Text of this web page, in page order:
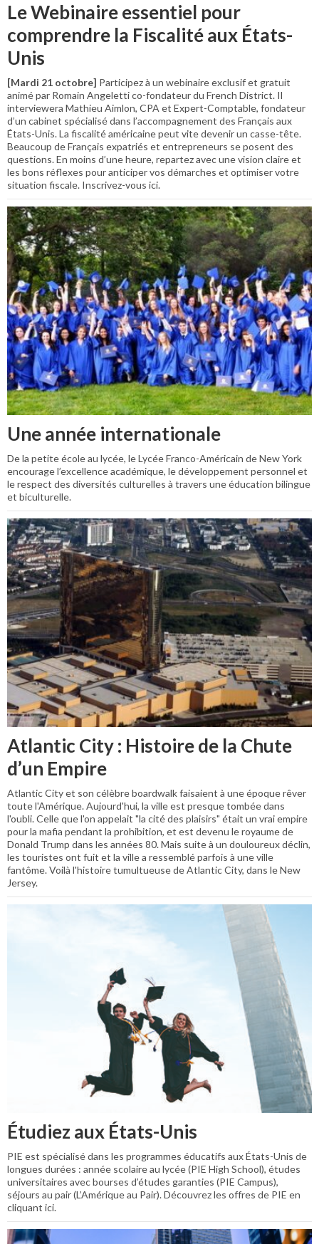
Le Webinaire essentiel pour
comprendre la Fiscalité aux États-
Unis
[Mardi 21 octobre] Participez à un webinaire exclusif et gratuit
animé par Romain Angeletti co-fondateur du French District. Il
interviewera Mathieu Aimlon, CPA et Expert-Comptable, fondateur
d’un cabinet spécialisé dans l’accompagnement des Français aux
États-Unis. La fiscalité américaine peut vite devenir un casse-tête.
Beaucoup de Français expatriés et entrepreneurs se posent des
questions. En moins d’une heure, repartez avec une vision claire et
les bons réflexes pour anticiper vos démarches et optimiser votre
situation fiscale. Inscrivez-vous ici.
Une année internationale
De la petite école au lycée, le Lycée Franco-Américain de New York
encourage l’excellence académique, le développement personnel et
le respect des diversités culturelles à travers une éducation bilingue
et biculturelle.
Atlantic City : Histoire de la Chute
d’un Empire
Atlantic City et son célèbre boardwalk faisaient à une époque rêver
toute l'Amérique. Aujourd'hui, la ville est presque tombée dans
l'oubli. Celle que l'on appelait "la cité des plaisirs" était un vrai empire
pour la mafia pendant la prohibition, et est devenu le royaume de
Donald Trump dans les années 80. Mais suite à un douloureux déclin,
les touristes ont fuit et la ville a ressemblé parfois à une ville
fantôme. Voilà l'histoire tumultueuse de Atlantic City, dans le New
Jersey.
Étudiez aux États-Unis
PIE est spécialisé dans les programmes éducatifs aux États-Unis de
longues durées : année scolaire au lycée (PIE High School), études
universitaires avec bourses d’études garanties (PIE Campus),
séjours au pair (L’Amérique au Pair). Découvrez les offres de PIE en
cliquant ici.